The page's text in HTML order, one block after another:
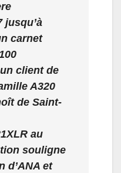
jusqu’à
carnet
client de
A320
de Saint-
au
souligne
d’ANA et